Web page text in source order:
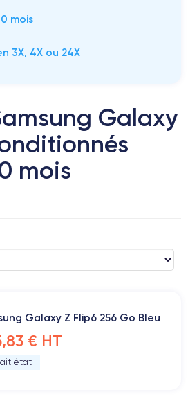
mois
3X, 4X ou 24X
Galaxy
mois
Galaxy Z Flip6 256 Go Bleu
€ HT
état